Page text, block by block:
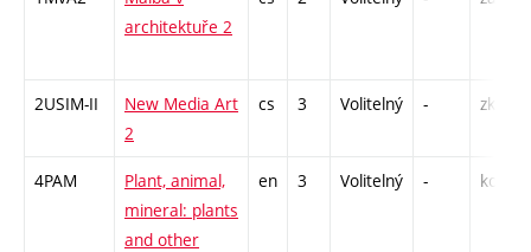
architektuře 2
2USIM-II
New Media Art
2
cs 3 Volitelný - zk
4PAM
Plant, animal,
mineral: plants
and other
en 3 Volitelný - kol